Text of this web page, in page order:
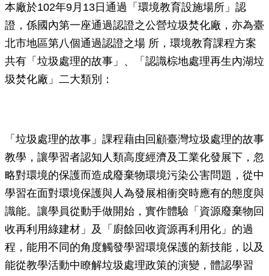
本廠於102年9月13日通過「環境教育設施場所」認
證，係國內第一座通過認證之公營垃圾焚化廠，亦為臺
北市地區第八個通過認證之場 所，環境教育課程方案
共有「垃圾處理的故事」、「認識棕地處理再生內湖垃
圾焚化廠」二大類別：
「垃圾處理的故事」課程藉由回顧臺灣垃圾處理的故事
教學，讓學習者認知人類高度經濟及工業化發展下，忽
略對環境的保護而造成廢棄物環境污染公害問題，從中
學習在面對環境保護與人為發展相衝突時應有的態度與
識能。讓學員從動手做開始，實作體驗「資源廢棄物回
收再利用綠建材」及「廚餘回收資源再利用化」的過
程，能用不同的角度觸發學習環境保護的新技能，以及
能從教學活動中瞭解垃圾處理政策的演變，體認學習